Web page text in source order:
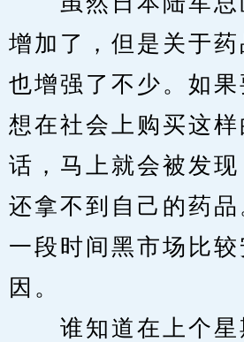
增加了，但是关于药
也增强了不少。如
想在社会上购买这样
话，马上就会被发
还拿不到自己的药
一段时间黑市场比
因。
谁知道在上个星